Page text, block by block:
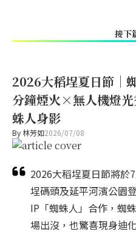
接下
2026大稻埕夏日節｜
分鐘煙火×無人機燈
蛛人身影
By林芳如2026/07/08
2026大稻埕夏日節將於
埕碼頭及延平河濱公園
IP「蜘蛛人」合作，蜘
場出沒，也驚喜現身迪